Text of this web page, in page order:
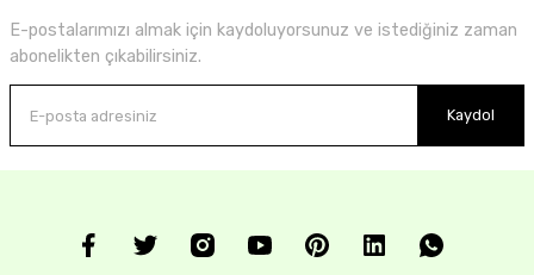
E-postalarımızı almak için kaydoluyorsunuz ve istediğiniz zaman
abonelikten çıkabilirsiniz.
Kaydol